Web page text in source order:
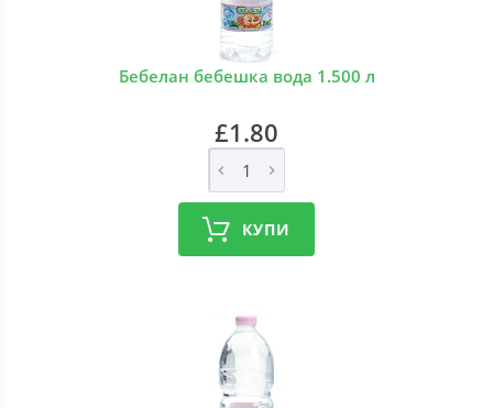
Бебелан бебешка вода 1.500 л
£1.80
КУПИ